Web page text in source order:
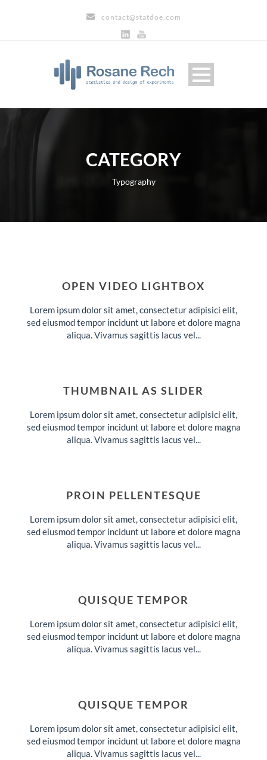
contact@statdoe.com
CATEGORY
Typography
OPEN VIDEO LIGHTBOX
Lorem ipsum dolor sit amet, consectetur adipisici elit,
sed eiusmod tempor incidunt ut labore et dolore magna
aliqua. Vivamus sagittis lacus vel...
THUMBNAIL AS SLIDER
Lorem ipsum dolor sit amet, consectetur adipisici elit,
sed eiusmod tempor incidunt ut labore et dolore magna
aliqua. Vivamus sagittis lacus vel...
PROIN PELLENTESQUE
Lorem ipsum dolor sit amet, consectetur adipisici elit,
sed eiusmod tempor incidunt ut labore et dolore magna
aliqua. Vivamus sagittis lacus vel...
QUISQUE TEMPOR
Lorem ipsum dolor sit amet, consectetur adipisici elit,
sed eiusmod tempor incidunt ut labore et dolore magna
aliqua. Vivamus sagittis lacus vel...
QUISQUE TEMPOR
Lorem ipsum dolor sit amet, consectetur adipisici elit,
sed eiusmod tempor incidunt ut labore et dolore magna
aliqua. Vivamus sagittis lacus vel...